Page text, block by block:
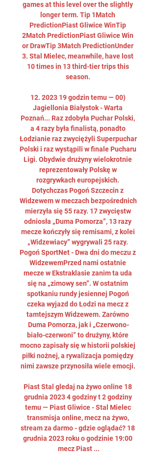
games at this level over the slightly
longer term. Tip 1Match
PredictionPiast Gliwice WinTip
2Match PredictionPiast Gliwice Win
or DrawTip 3Match PredictionUnder
3. Stal Mielec, meanwhile, have lost
10 times in 13 third-tier trips this
season.
12. 2023 19 godzin temu — 00)
Jagiellonia Białystok - Warta
Poznań... Raz zdobyła Puchar Polski,
a 4 razy była finalistą, ponadto
Łodzianie raz zwyciężyli Superpuchar
Polski i raz wystąpili w finale Pucharu
Ligi. Obydwie drużyny wielokrotnie
reprezentowały Polskę w
rozgrywkach europejskich.
Dotychczas Pogoń Szczecin z
Widzewem w meczach bezpośrednich
mierzyła się 55 razy. 17 zwycięstw
odniosła „Duma Pomorza”, 13 razy
mecze kończyły się remisami, z kolei
„Widzewiacy” wygrywali 25 razy.
Pogoń SportNet - Dwa dni do meczu z
WidzewemPrzed nami ostatnie
mecze w Ekstraklasie zanim ta uda
się na „zimowy sen”. W ostatnim
spotkaniu rundy jesiennej Pogoń
czeka wyjazd do Łodzi na mecz z
tamtejszym Widzewem. Zarówno
Duma Pomorza, jak i „Czerwono-
biało-czerwoni” to drużyny, które
mocno zapisały się w historii polskiej
piłki nożnej, a rywalizacja pomiędzy
nimi zawsze przynosiła wiele emocji.
Piast Stal gledaj na żywo online 18
grudnia 2023 4 godziny t 2 godziny
temu — Piast Gliwice - Stal Mielec
transmisja online, mecz na żywo,
stream za darmo - gdzie oglądać? 18
grudnia 2023 roku o godzinie 19:00
mecz Piast ...